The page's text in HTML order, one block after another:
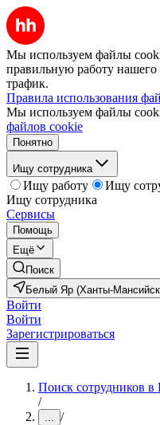
Мы используем файлы
правильную работу нашего
трафик.
Правила использования
Мы используем файлы
файлов cookie
Понятно
Ищу сотрудника
Ищу работу
Ищу
Ищу сотрудника
Сервисы
Помощь
Ещё
Поиск
Белый Яр (Ханты-
Войти
Войти
Зарегистрироваться
Поиск сотрудников в
/
... /